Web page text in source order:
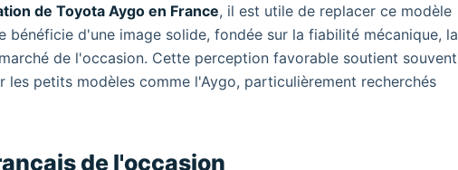
de Toyota Aygo en France, il est utile de replacer ce modèle
d'une image solide, fondée sur la fiabilité mécanique, la
de l'occasion. Cette perception favorable soutient souvent
les petits modèles comme l'Aygo, particulièrement recherchés
de l'occasion